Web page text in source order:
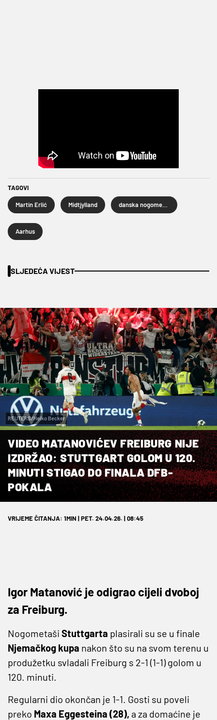
TAGOVI
Martin Erlić Midtjylland
Aarhus
SLJEDEĆA VIJEST
REUTERS/Heiko Becker
VIDEO MATANOVIĆEV FREIBURG NIJE
IZDRŽAO: STUTTGART GOLOM U 120.
MINUTI STIGAO DO FINALA DFB-
POKALA
VRIJEME ČITANJA: 1MIN | PET. 24.04.26. | 08:45
Igor Matanović je odigrao cijeli dvoboj
za Freiburg.
Nogometaši Stuttgarta plasirali su se u finale
Njemačkog kupa nakon što su na svom terenu u
produžetku svladali Freiburg s 2-1 (1-1) golom u
120. minuti.
Regularni dio okončan je 1-1. Gosti su poveli
preko Maxa Eggesteina (28), a za domaćine je